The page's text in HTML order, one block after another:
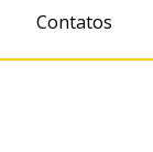
Contatos